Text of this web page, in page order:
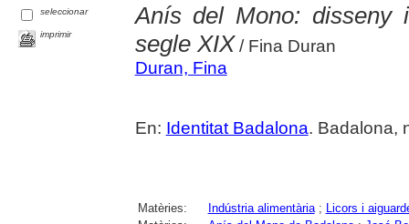
seleccionar
imprimir
Anís del Mono: disseny
segle XIX / Fina Duran
Duran, Fina
En: Identitat Badalona. Badalona,
Matèries: Indústria alimentària;
Licors i